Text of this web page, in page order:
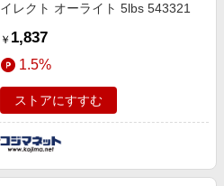
イレクト オーライト 5lbs 543321
￥ 1,837
1.5%
ストアにすすむ